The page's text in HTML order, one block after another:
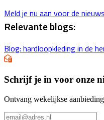
Meld je nu aan voor de
Relevante blogs:
Blog: hardloopkleding in de
Schrijf je in voor onze
Ontvang wekelijkse